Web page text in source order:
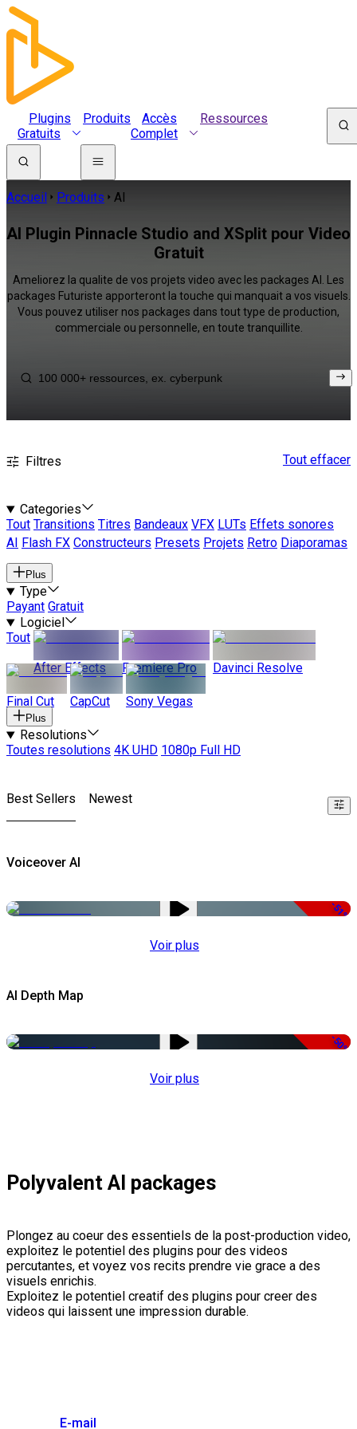
Plugins
Gratuits
Produits
Accès
Complet
Ressources
Accueil Produits AI
AI Plugin Pinnacle Studio and XSplit pour Video
Gratuit
Ameliorez la qualite de vos projets video avec les packages AI. Les
packages Futuriste apporteront la touche qui manquait a vos visuels.
Vous pouvez utiliser nos packages dans tout type de production,
commerciale ou personnelle, en toute tranquillite.
Filtres Tout effacer
Categories
Tout Transitions Titres Bandeaux VFX LUTs Effets sonores
AI
Flash FX Constructeurs Presets Projets Retro Diaporamas
Plus
Type
Payant Gratuit
Logiciel
Tout
After Effects
Premiere Pro Davinci Resolve
Final Cut CapCut Sony Vegas
Plus
Resolutions
Toutes resolutions 4K UHD 1080p Full HD
Best Sellers Newest
Voiceover AI
-51%
Voir plus
AI Depth Map
-50%
Voir plus
Polyvalent AI packages
Plongez au coeur des essentiels de la post-production video,
exploitez le potentiel des plugins pour des videos
percutantes, et voyez vos recits prendre vie grace a des
visuels enrichis.
Exploitez le potentiel creatif des plugins pour creer des
videos qui laissent une impression durable.
E-mail